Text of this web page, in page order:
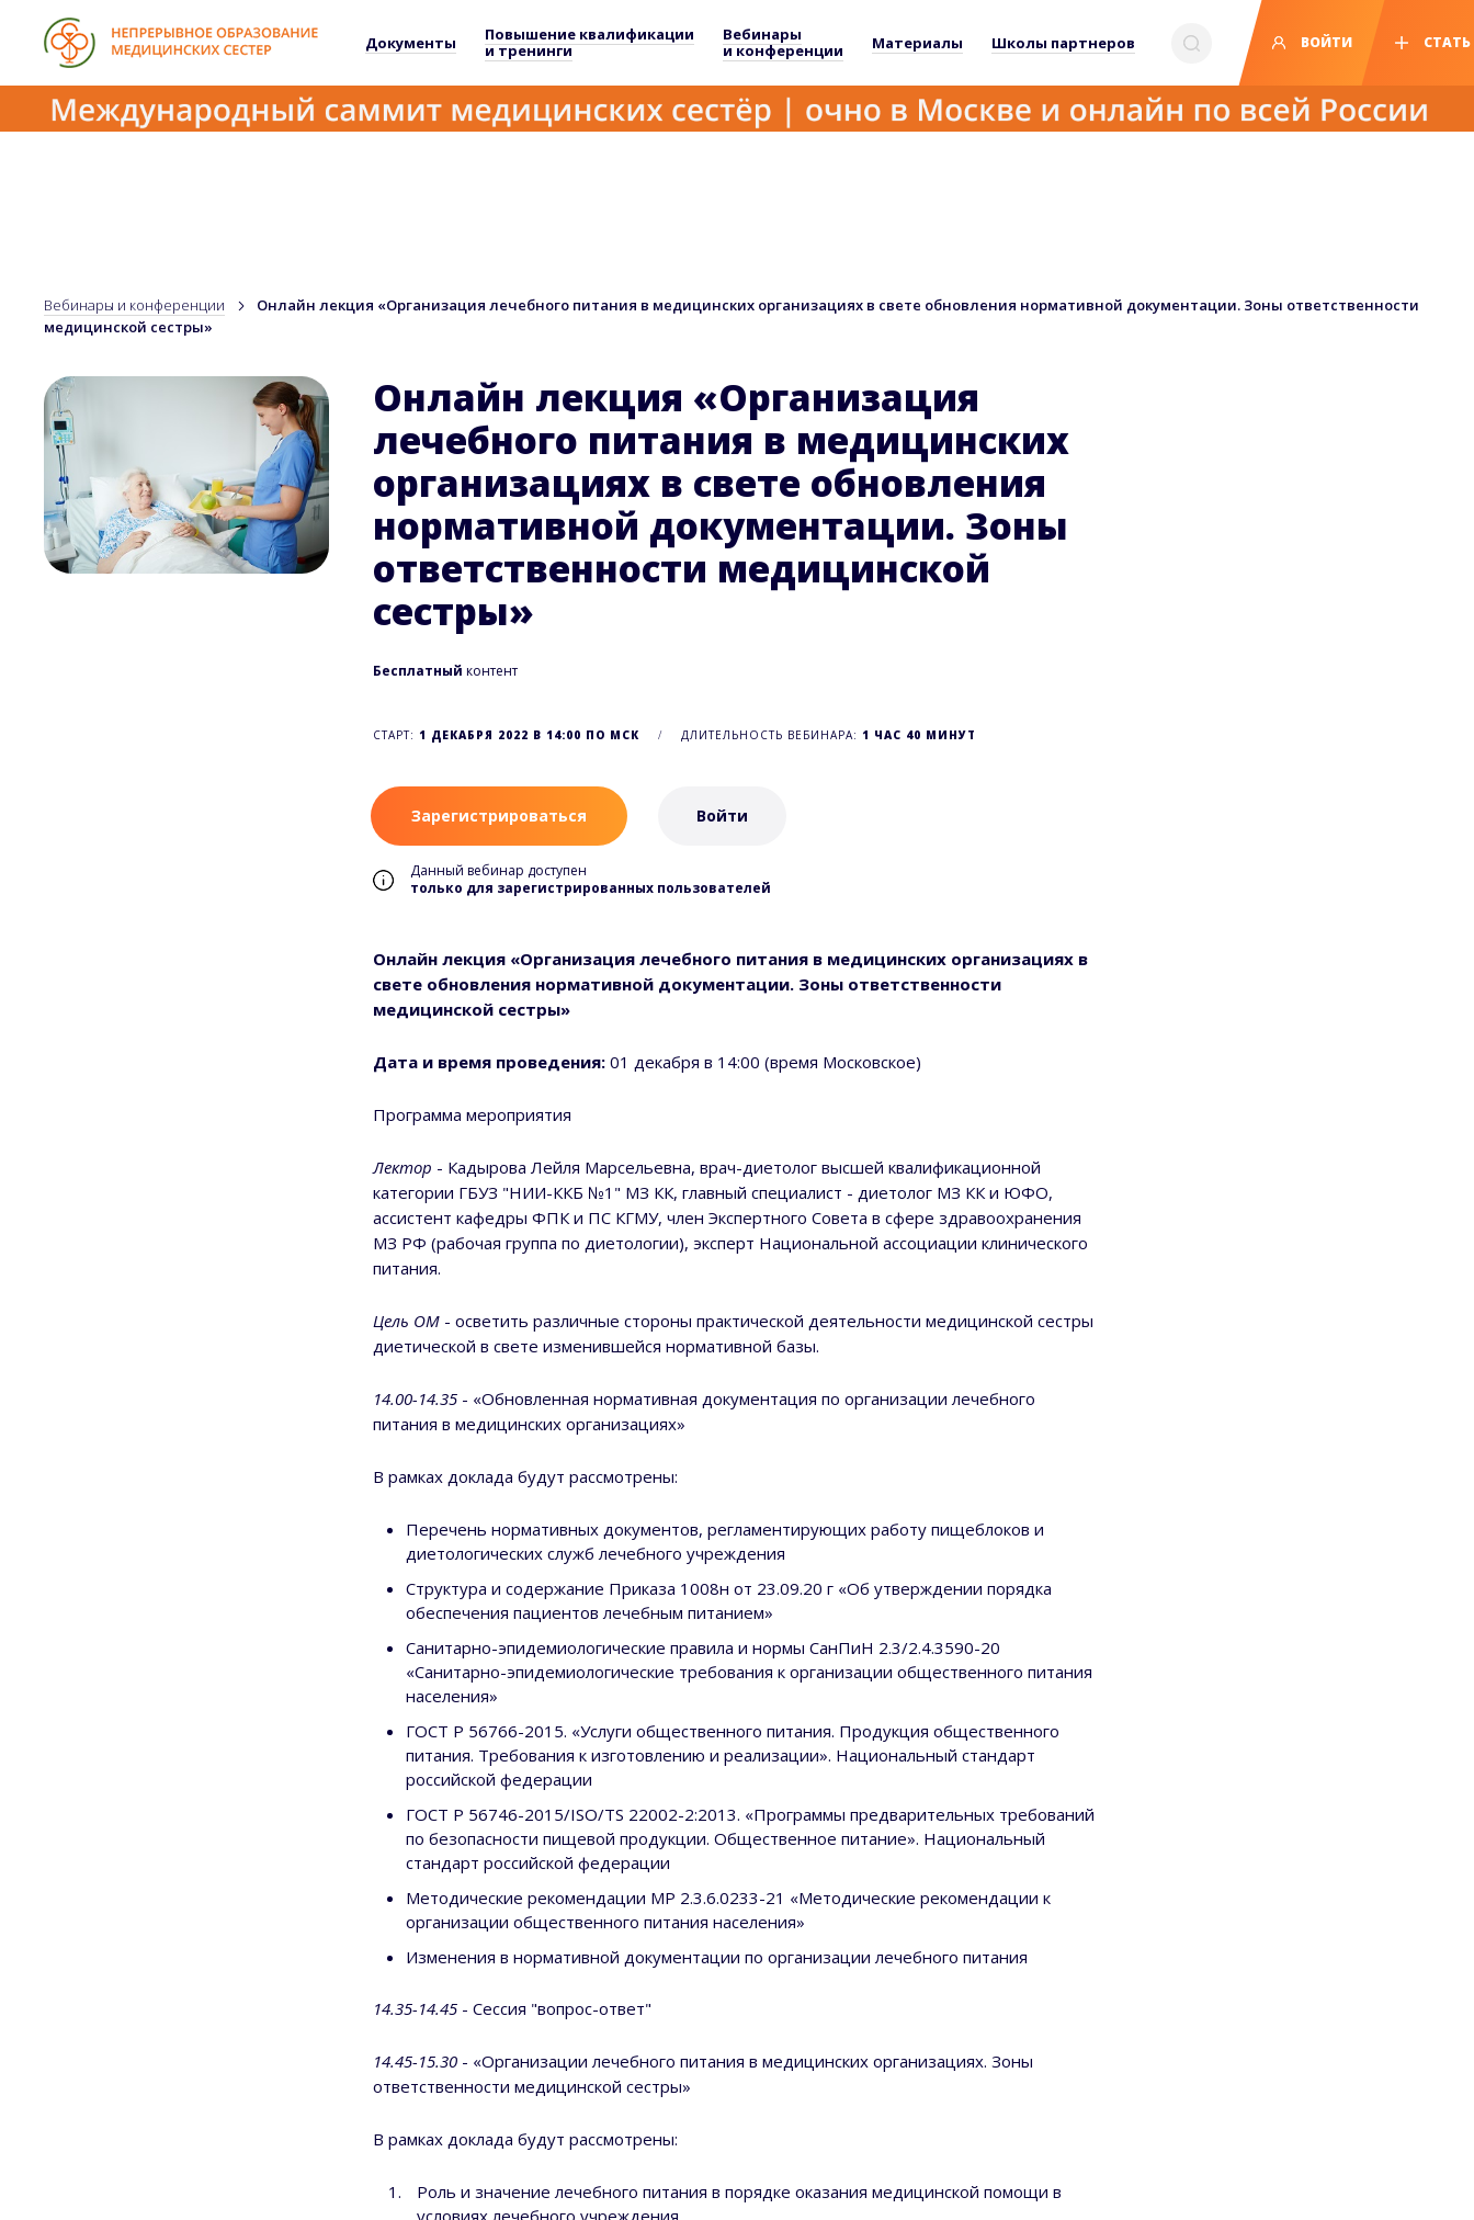
Документы
Повышение квалификации
и тренинги
Вебинары
и конференции
Материалы Школы партнеров ВОЙТИ
Вебинары и конференции
Онлайн лекция «Организация лечебного питания в медицинских организациях в свете обновления нормативной документации. Зоны ответственности
медицинской сестры»
Онлайн лекция «Организация
лечебного питания в медицинских
организациях в свете обновления
нормативной документации. Зоны
ответственности медицинской
сестры»
Бесплатный контент
СТАРТ: 1 ДЕКАБРЯ 2022 В 14:00 ПО МСК ДЛИТЕЛЬНОСТЬ ВЕБИНАРА: 1 ЧАС 40 МИНУТ
Зарегистрироваться Войти
Данный вебинар доступен
только для зарегистрированных пользователей
Онлайн лекция «Организация лечебного питания в медицинских организациях в
свете обновления нормативной документации. Зоны ответственности
медицинской сестры»
Дата и время проведения: 01 декабря в 14:00 (время Московское)
Программа мероприятия
Лектор - Кадырова Лейля Марсельевна, врач-диетолог высшей квалификационной
категории ГБУЗ "НИИ-ККБ №1" МЗ КК, главный специалист - диетолог МЗ КК и ЮФО,
ассистент кафедры ФПК и ПС КГМУ, член Экспертного Совета в сфере здравоохранения
МЗ РФ (рабочая группа по диетологии), эксперт Национальной ассоциации клинического
питания.
Цель ОМ- осветить различные стороны практической деятельности медицинской сестры
диетической в свете изменившейся нормативной базы.
14.00-14.35- «Обновленная нормативная документация по организации лечебного
питания в медицинских организациях»
В рамках доклада будут рассмотрены:
Перечень нормативных документов, регламентирующих работу пищеблоков и
диетологических служб лечебного учреждения
Структура и содержание Приказа 1008н от 23.09.20 г «Об утверждении порядка
обеспечения пациентов лечебным питанием»
Санитарно-эпидемиологические правила и нормы СанПиН 2.3/2.4.3590-20
«Санитарно-эпидемиологические требования к организации общественного питания
населения»
ГОСТ Р 56766-2015. «Услуги общественного питания. Продукция общественного
питания. Требования к изготовлению и реализации». Национальный стандарт
российской федерации
ГОСТ Р 56746-2015/ISO/TS 22002-2:2013. «Программы предварительных требований
по безопасности пищевой продукции. Общественное питание». Национальный
стандарт российской федерации
Методические рекомендации МР 2.3.6.0233-21 «Методические рекомендации к
организации общественного питания населения»
Изменения в нормативной документации по организации лечебного питания
14.35-14.45- Сессия "вопрос-ответ"
14.45-15.30- «Организации лечебного питания в медицинских организациях. Зоны
ответственности медицинской сестры»
В рамках доклада будут рассмотрены:
Роль и значение лечебного питания в порядке оказания медицинской помощи в